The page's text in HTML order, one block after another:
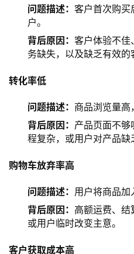
问题描述： 客户首次购买
户。
背后原因： 客户体验不佳
务缺失，以及缺乏有效的
转化率低
问题描述： 商品浏览量高
背后原因： 产品页面不
程复杂，或用户对产品缺
购物车放弃率高
问题描述： 用户将商品加
背后原因： 高额运费、结
或用户临时改变主意。
客户获取成本高